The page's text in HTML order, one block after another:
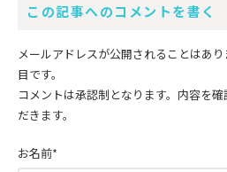
この記事へのコメントを書く
メールアドレスが公開されることはあり
目です。
コメントは承認制となります。内容を
だきます。
お名前*